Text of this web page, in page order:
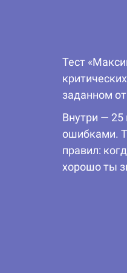
Тест
заданном
Внутри —
ошибками.
правил:
хорошо ты